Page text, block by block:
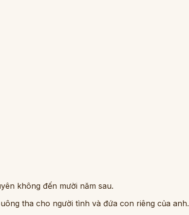
không đến mười năm sau.
tha cho người tình và đứa con riêng của anh.